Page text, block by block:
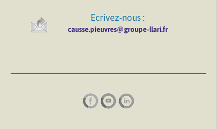
Ecrivez-nous :
causse.pieuvres@groupe-llari.fr